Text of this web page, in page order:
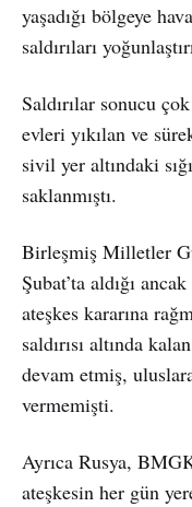
yaşadığı bölgeye
saldırıları
Saldırılar sonucu
evleri yıkılan ve
sivil yer altındaki
saklanmıştı.
Birleşmiş Milletler
Şubat’ta aldığı
ateşkes kararına
saldırısı altında
devam etmiş,
vermemişti.
Ayrıca Rusya,
ateşkesin her gün